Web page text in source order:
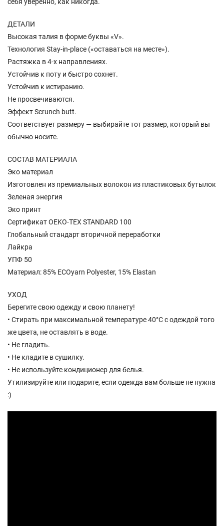
ДЕТАЛИ
Высокая талия в форме буквы «V».
Технология Stay-in-place («оставаться на месте»).
Растяжка в 4-х направлениях.
Устойчив к поту и быстро сохнет.
Устойчив к истиранию.
Не просвечиваются.
Эффект Scrunch butt.
Соответствует размеру — выбирайте тот размер, который вы
обычно носите.
СОСТАВ МАТЕРИАЛА
Эко материал
Изготовлен из премиальных волокон из пластиковых бутылок
Зеленая энергия
Эко принт
Сертификат OEKO-TEX STANDARD 100
Глобальный стандарт вторичной переработки
Лайкра
УПФ 50
Материал: 85% ECOyarn Polyester, 15% Elastan
УХОД
Берегите свою одежду и свою планету!
• Стирать при максимальной температуре 40°С с одеждой того
же цвета, не оставлять в воде.
• Не гладить.
• Не кладите в сушилку.
• Не используйте кондиционер для белья.
Утилизируйте или подарите, если одежда вам больше не нужна
:)